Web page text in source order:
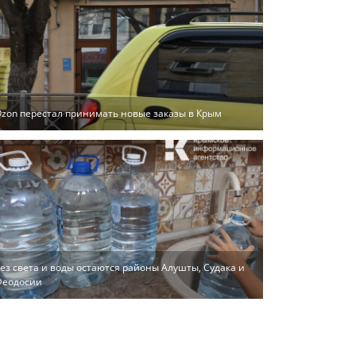
перестал принимать новые заказы в Крым
света и воды остаются районы Алушты, Судака и